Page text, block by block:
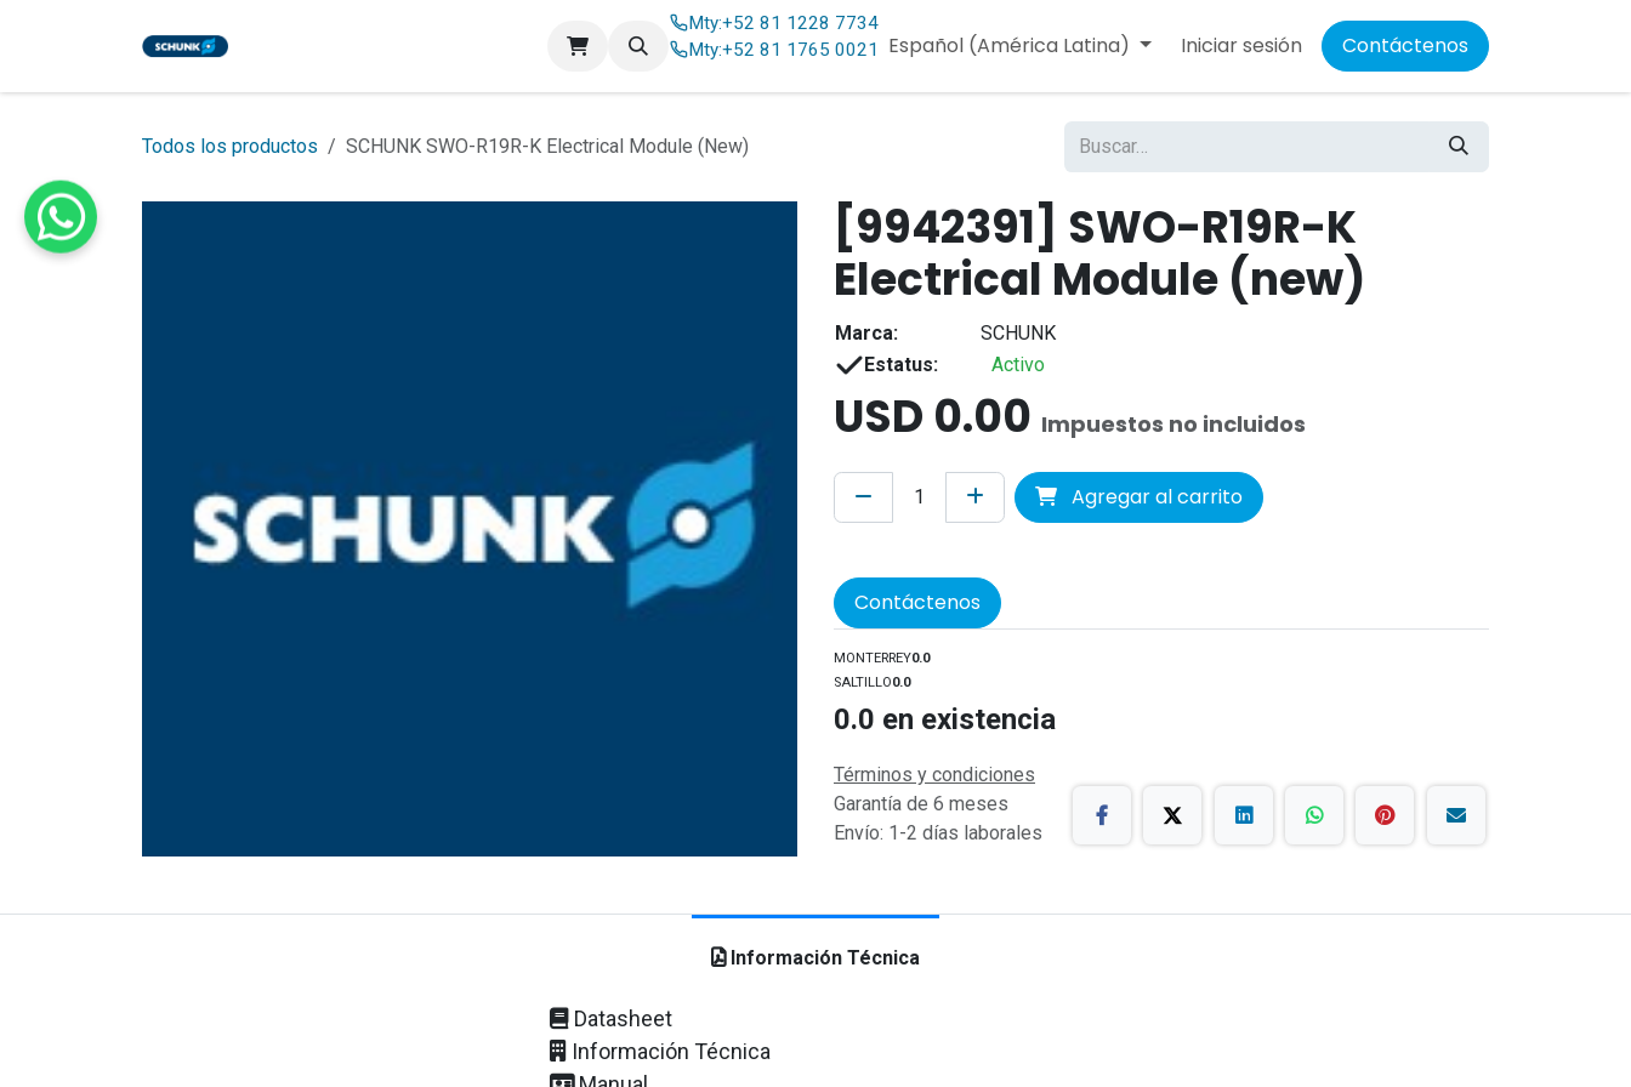
Contáctenos
Mty:+52 81 1228 7734
Mty:+52 81 1765 0021 Español (América Latina) Iniciar sesión Contáctenos
Todos los productos SCHUNK SWO-R19R-K Electrical Module (New)
[9942391] SWO-R19R-K
Electrical Module (new)
Marca:
SCHUNK
Estatus:
Activo
USD 0.00 Impuestos no incluidos
Agregar al carrito
Contáctenos
MONTERREY0.0
SALTILLO0.0
0.0 en existencia
Términos y condiciones
Garantía de 6 meses
Envío: 1-2 días laborales
Información Técnica
Datasheet
Información Técnica